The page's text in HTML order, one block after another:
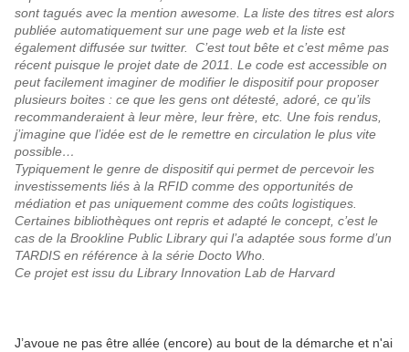
sont tagués avec la mention awesome. La liste des titres est alors
publiée automatiquement sur une page web et la liste est
également diffusée sur twitter. C’est tout bête et c’est même pas
récent puisque le projet date de 2011. Le code est accessible on
peut facilement imaginer de modifier le dispositif pour proposer
plusieurs boites : ce que les gens ont détesté, adoré, ce qu’ils
recommanderaient à leur mère, leur frère, etc. Une fois rendus,
j’imagine que l’idée est de le remettre en circulation le plus vite
possible…
Typiquement le genre de dispositif qui permet de percevoir les
investissements liés à la RFID comme des opportunités de
médiation et pas uniquement comme des coûts logistiques.
Certaines bibliothèques ont repris et adapté le concept, c’est le
cas de la Brookline Public Library qui l’a adaptée sous forme d’un
TARDIS en référence à la série Docto Who.
Ce projet est issu du Library Innovation Lab de Harvard
J’avoue ne pas être allée (encore) au bout de la démarche et n'ai